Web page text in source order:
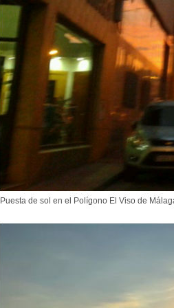
Puesta de sol en el Polígono El Viso de